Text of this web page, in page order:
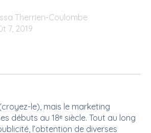
Therrien-Coulombe
7, 2019
le), mais le marketing
débuts au 18ᵉ siècle. Tout au long
l’obtention de diverses